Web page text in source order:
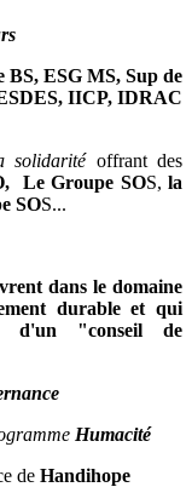
BS, ESG MS, Sup de
IICP, IDRAC
solidaritéoffrant des
Le Groupe SOS,la
SOS...
dans le domaine
durable et qui
d'un "conseil de
Humacité
de Handihope